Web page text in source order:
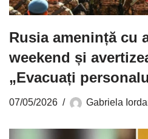
Rusia amenință cu
weekend și
„Evacuați
07/05/2026 Gabriela